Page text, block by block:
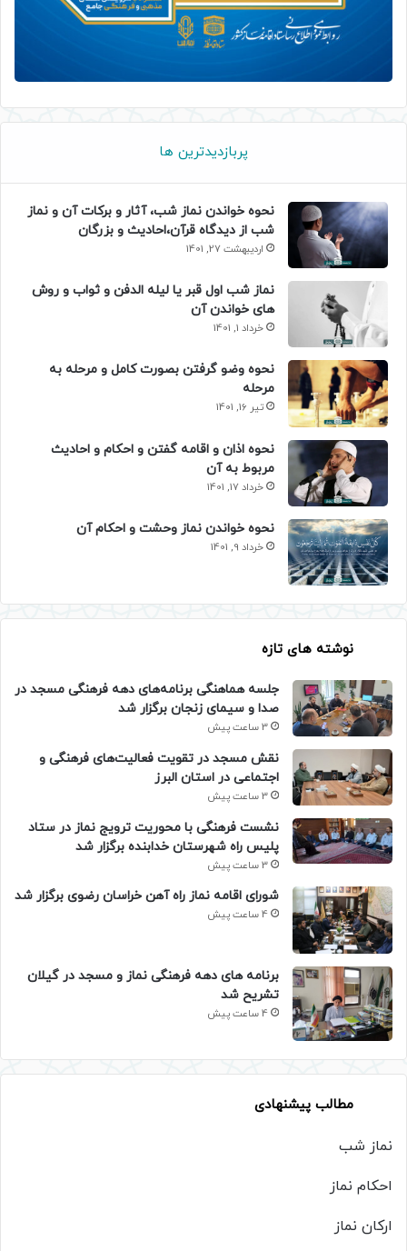
پربازدیدترین ها
نحوه خواندن نماز شب، آثار و برکات آن و نماز
شب از دیدگاه قرآن،احادیث و بزرگان
اردیبهشت 27, 1401
نماز شب اول قبر یا لیله الدفن و ثواب و روش
های خواندن آن
خرداد 1, 1401
نحوه وضو گرفتن بصورت کامل و مرحله به
مرحله
تیر 16, 1401
نحوه اذان و اقامه گفتن و احکام و احادیث
مربوط به آن
خرداد 17, 1401
نحوه خواندن نماز وحشت و احکام آن
خرداد 9, 1401
نوشته های تازه
جلسه هماهنگی برنامه‌های دهه فرهنگی مسجد در
صدا و سیمای زنجان برگزار شد
3 ساعت پیش
نقش مسجد در تقویت فعالیت‌های فرهنگی و
اجتماعی در استان البرز
3 ساعت پیش
نشست فرهنگی با محوریت ترویج نماز در ستاد
پلیس راه شهرستان خدابنده برگزار شد
3 ساعت پیش
شورای اقامه نماز راه آهن خراسان رضوی برگزار شد
4 ساعت پیش
برنامه های دهه فرهنگی نماز و مسجد در گیلان
تشریح شد
4 ساعت پیش
مطالب پیشنهادی
نماز شب
احکام نماز
ارکان نماز